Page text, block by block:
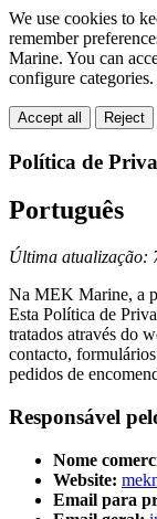
We use cookies to
remember
Marine. You can
configure categories.
Accept all Reject
Política de
Português
Última atualização:
Na MEK Marine, a
Esta Política de
tratados através do
contacto,
pedidos de
Responsável
Nome
Website:
Email para